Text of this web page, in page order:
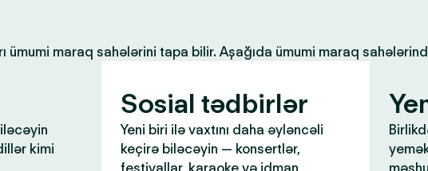
maraq sahələrini tapa bilir. Aşağıda ümumi maraq
kimi
Sosial tədbirlər
Yeni biri ilə vaxtını daha əyləncəli
keçirə biləcəyin — konsertlər,
festivallar, karaoke və idman